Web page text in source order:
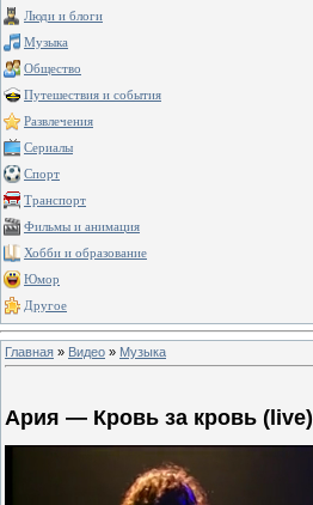
Люди и блоги
Музыка
Общество
Путешествия и события
Развлечения
Сериалы
Спорт
Транспорт
Фильмы и анимация
Хобби и образование
Юмор
Другое
Главная » Видео » Музыка
Ария — Кровь за кровь (live)